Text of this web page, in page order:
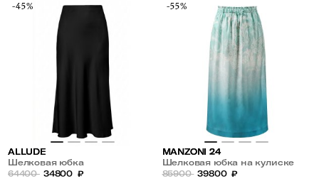
-45%
ALLUDE
Шелковая юбка
64400 34800 ₽
-55%
MANZONI 24
Шелковая юбка на кулиске
85900 39800 ₽